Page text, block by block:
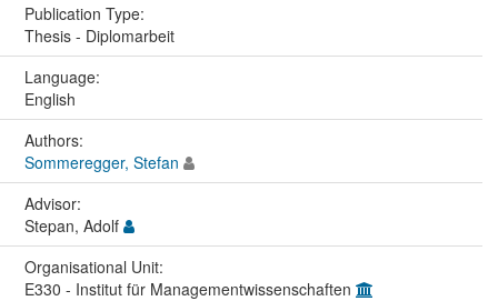
Publication Type:
Thesis - Diplomarbeit
Language:
English
Authors:
Sommeregger, Stefan
Advisor:
Stepan, Adolf
Organisational Unit:
E330 - Institut für Managementwissenschaften